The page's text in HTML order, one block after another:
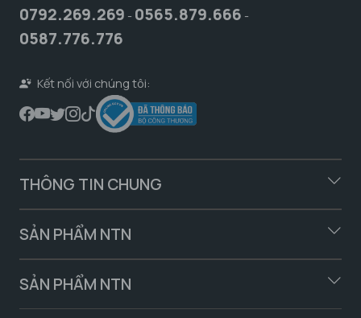
0792.269.269 - 0565.879.666 -
0587.776.776
Kết nối với chúng tôi:
THÔNG TIN CHUNG
SẢN PHẨM NTN
SẢN PHẨM NTN